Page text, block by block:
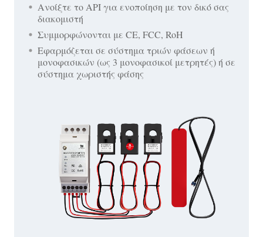
Ανοίξτε το API για ενοποίηση με τον δικό σας
διακομιστή
Συμμορφώνονται με CE, FCC, RoH
Εφαρμόζεται σε σύστημα τριών φάσεων ή
μονοφασικών (ως 3 μονοφασικοί μετρητές) ή σε
σύστημα χωριστής φάσης